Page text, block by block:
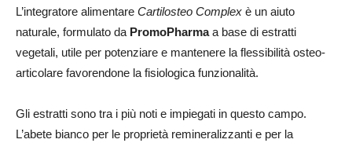
L’integratore alimentare Cartilosteo Complex è un aiuto
naturale, formulato da PromoPharmaa base di estratti
vegetali, utile per potenziare e mantenere la flessibilità osteo-
articolare favorendone la fisiologica funzionalità.
Gli estratti sono tra i più noti e impiegati in questo campo.
L’abete bianco per le proprietà remineralizzanti e per la